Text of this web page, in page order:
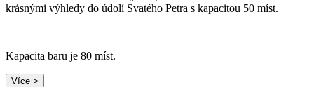
krásnými výhledy do údolí Svatého Petra s kapacitou 50 míst.
Kapacita baru je 80 míst.
Více >